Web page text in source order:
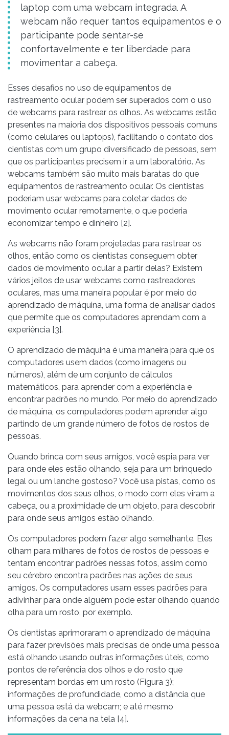
laptop com uma webcam integrada. A
webcam não requer tantos equipamentos e o
participante pode sentar-se
confortavelmente e ter liberdade para
movimentar a cabeça.
Esses desafios no uso de equipamentos de
rastreamento ocular podem ser superados com o uso
de webcams para rastrear os olhos. As webcams estão
presentes na maioria dos dispositivos pessoais comuns
(como celulares ou laptops), facilitando o contato dos
cientistas com um grupo diversificado de pessoas, sem
que os participantes precisem ir a um laboratório. As
webcams também são muito mais baratas do que
equipamentos de rastreamento ocular. Os cientistas
poderiam usar webcams para coletar dados de
movimento ocular remotamente, o que poderia
economizar tempo e dinheiro [2].
As webcams não foram projetadas para rastrear os
olhos, então como os cientistas conseguem obter
dados de movimento ocular a partir delas? Existem
vários jeitos de usar webcams como rastreadores
oculares, mas uma maneira popular é por meio do
aprendizado de máquina, uma forma de analisar dados
que permite que os computadores aprendam com a
experiência [3].
O aprendizado de máquina é uma maneira para que os
computadores usem dados (como imagens ou
números), além de um conjunto de cálculos
matemáticos, para aprender com a experiência e
encontrar padrões no mundo. Por meio do aprendizado
de máquina, os computadores podem aprender algo
partindo de um grande número de fotos de rostos de
pessoas.
Quando brinca com seus amigos, você espia para ver
para onde eles estão olhando, seja para um brinquedo
legal ou um lanche gostoso? Você usa pistas, como os
movimentos dos seus olhos, o modo com eles viram a
cabeça, ou a proximidade de um objeto, para descobrir
para onde seus amigos estão olhando.
Os computadores podem fazer algo semelhante. Eles
olham para milhares de fotos de rostos de pessoas e
tentam encontrar padrões nessas fotos, assim como
seu cérebro encontra padrões nas ações de seus
amigos. Os computadores usam esses padrões para
adivinhar para onde alguém pode estar olhando quando
olha para um rosto, por exemplo.
Os cientistas aprimoraram o aprendizado de máquina
para fazer previsões mais precisas de onde uma pessoa
está olhando usando outras informações úteis, como
pontos de referência dos olhos e do rosto que
representam bordas em um rosto (Figura 3);
informações de profundidade, como a distância que
uma pessoa está da webcam; e até mesmo
informações da cena na tela [4].